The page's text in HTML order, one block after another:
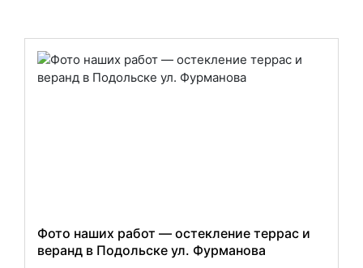
Фото наших работ — остекление террас и
веранд в Подольске ул. Фурманова